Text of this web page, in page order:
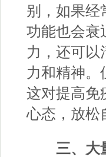
别，如果经
功能也会衰
力，还可以
力和精神。
这对提高免
心态，放松
三、大量